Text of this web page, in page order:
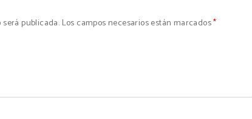
publicada. Los campos necesarios están marcados*